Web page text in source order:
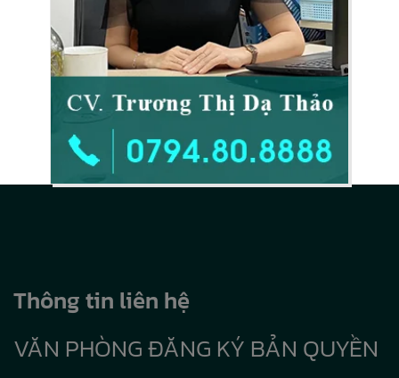
Thông tin liên hệ
VĂN PHÒNG ĐĂNG KÝ BẢN QUYỀN